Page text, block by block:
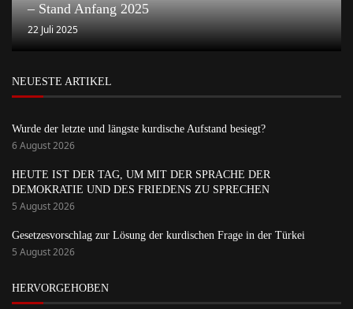
– Stand Anfang 2025
22 Juli 2025
NEUESTE ARTIKEL
Wurde der letzte und längste kurdische Aufstand besiegt?
6 August 2026
HEUTE IST DER TAG, UM MIT DER SPRACHE DER
DEMOKRATIE UND DES FRIEDENS ZU SPRECHEN
5 August 2026
Gesetzesvorschlag zur Lösung der kurdischen Frage in der Türkei
5 August 2026
HERVORGEHOBEN